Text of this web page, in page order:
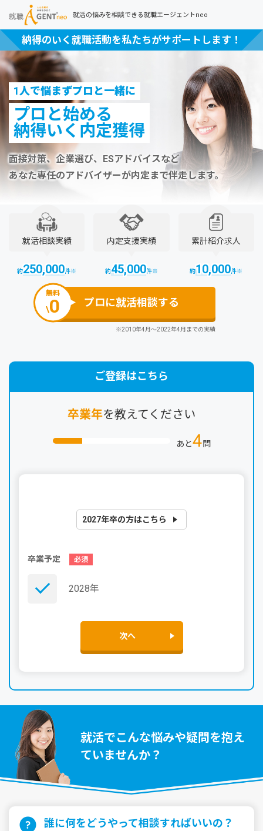
就活の悩みを相談できる就職エージェントneo
納得のいく就職活動を私たちがサポートします！
1人で悩まずプロと一緒に
プロと始める
納得いく内定獲得
面接対策、企業選び、ESアドバイスなど
あなた専任のアドバイザーが内定まで伴走します。
就活相談実績
約250,000件※
内定支援実績
約45,000件※
累計紹介求人
約10,000件※
無料
\0 プロに就活相談する
※2010年4月～2022年4月までの実績
ご登録はこちら
卒業年を教えてください
あと4問
2027年卒の方はこちら
卒業予定
2028年
次へ
就活でこんな悩みや疑問を抱え
ていませんか？
誰に何をどうやって相談すればいいの？